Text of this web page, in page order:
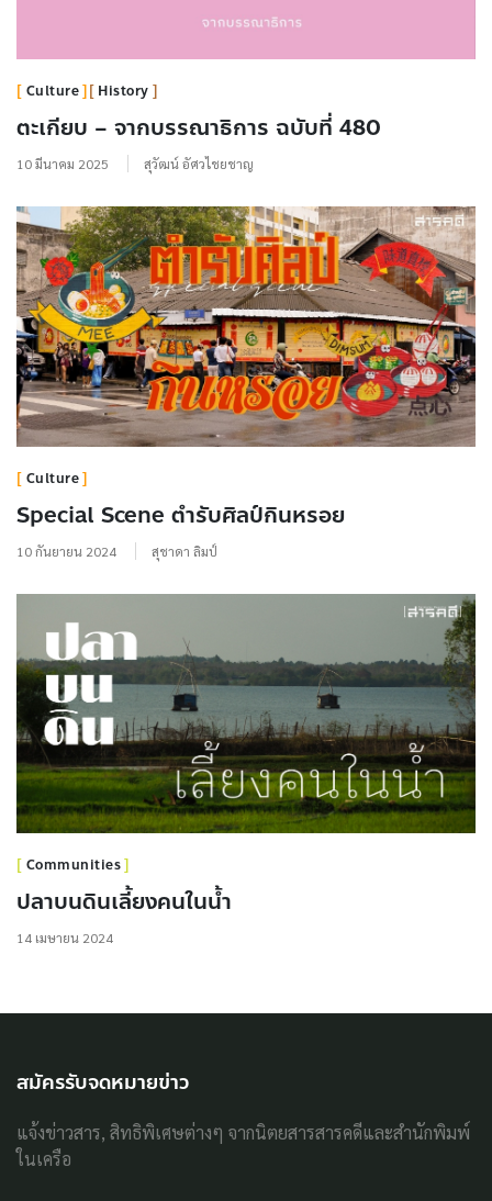
Culture History
ตะเกียบ – จากบรรณาธิการ ฉบับที่ 480
10 มีนาคม 2025 สุวัฒน์ อัศวไชยชาญ
Culture
Special Scene ตำรับศิลป์กินหรอย
10 กันยายน 2024 สุชาดา ลิมป์
Communities
ปลาบนดินเลี้ยงคนในน้ำ
14 เมษายน 2024
สมัครรับจดหมายข่าว
แจ้งข่าวสาร, สิทธิพิเศษต่างๆ จากนิตยสารสารคดีและสำนักพิมพ์
ในเครือ